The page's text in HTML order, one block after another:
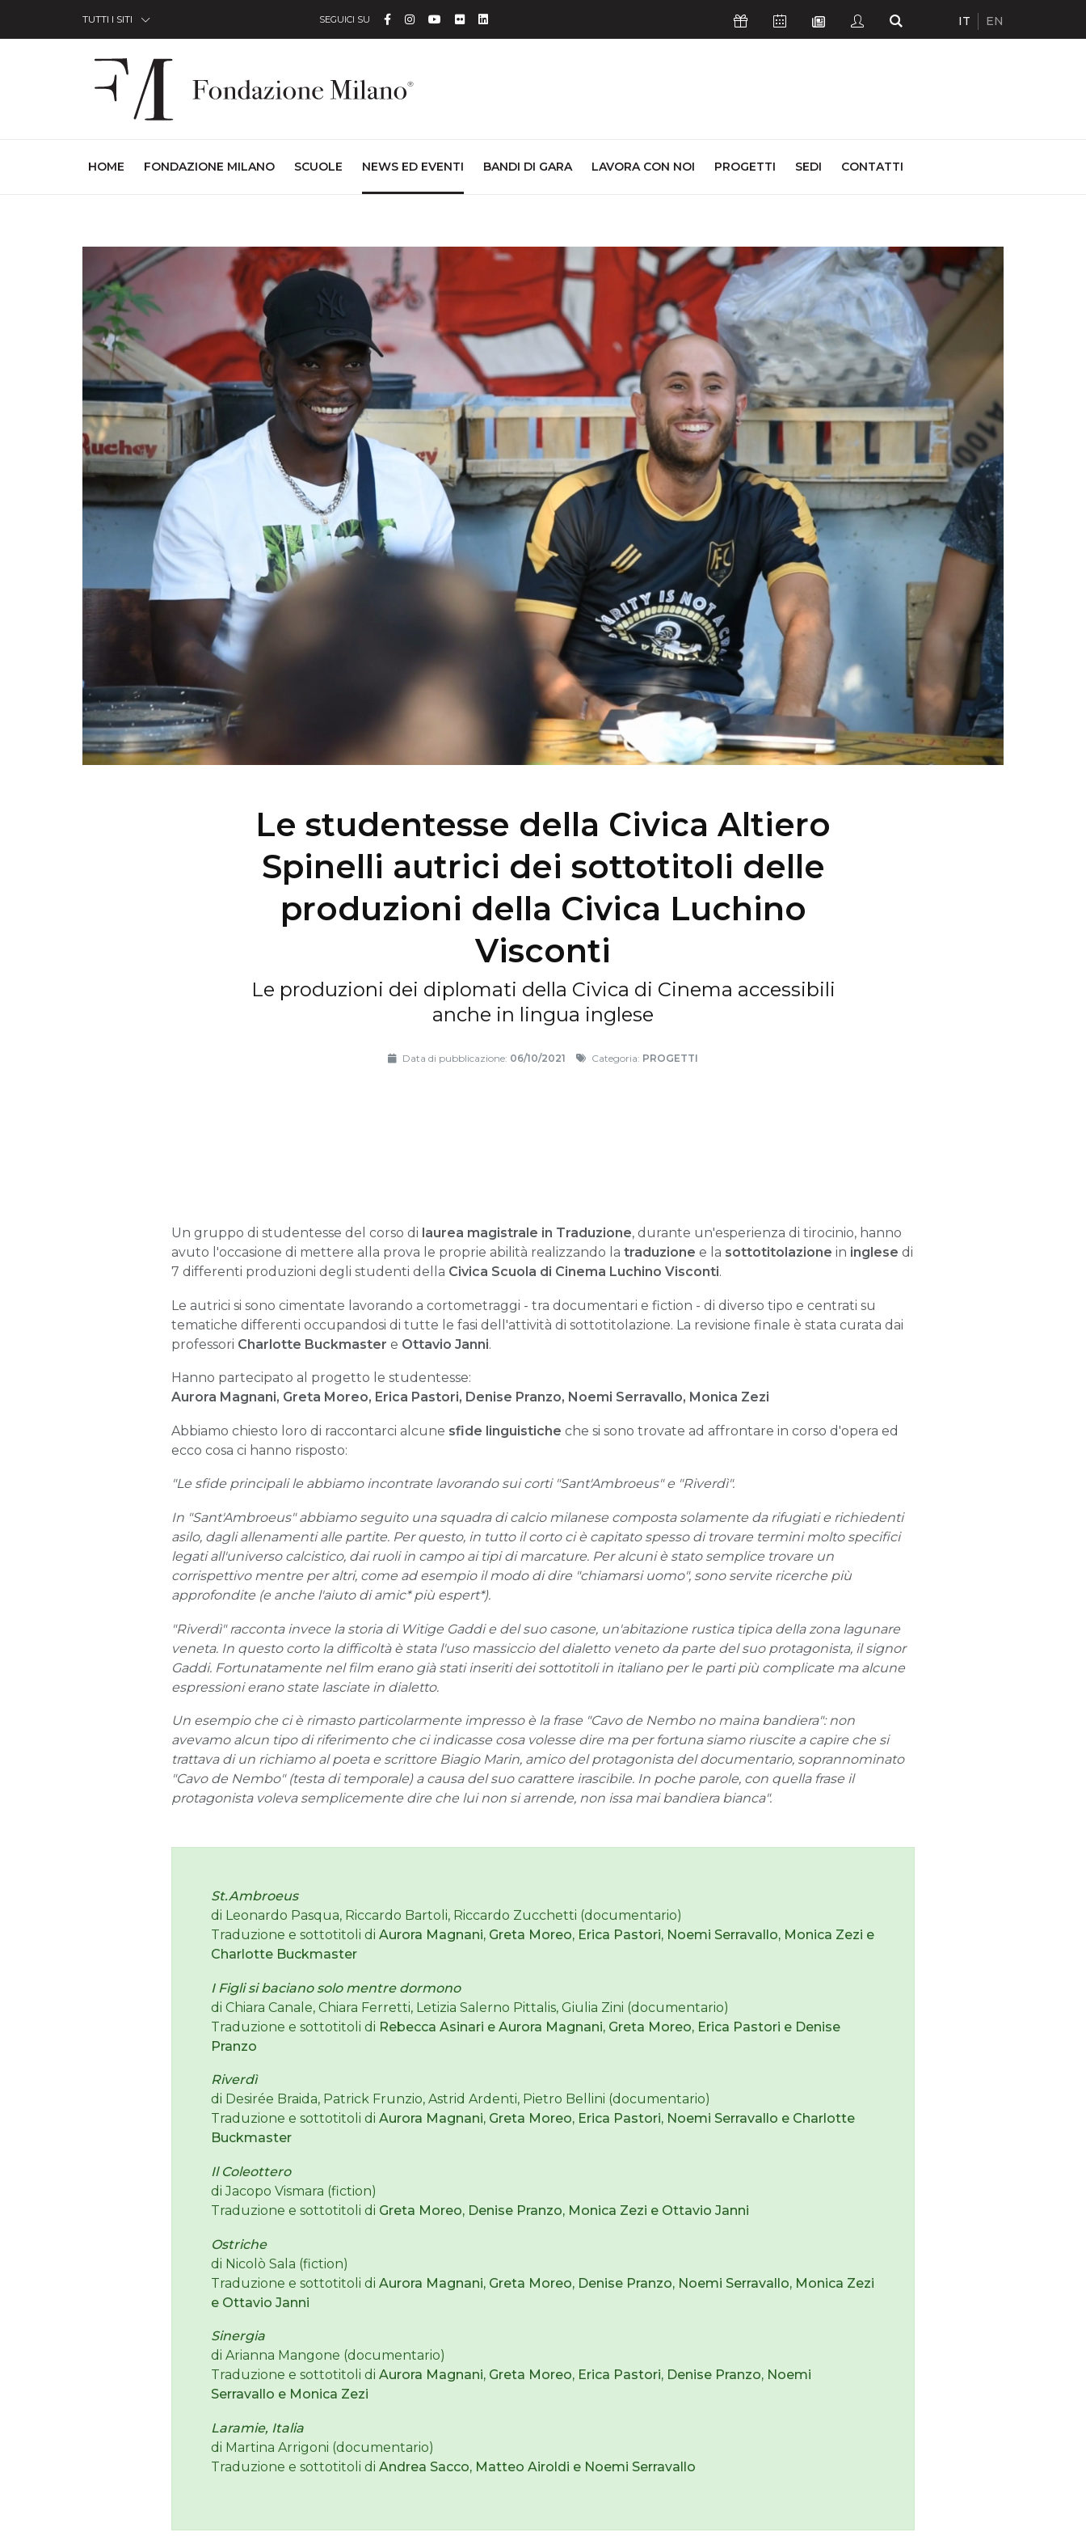
TUTTI I SITI SEGUICI SU Facebook
Instagram
YouTube
FlickrLinkedin Icona SostieniciIcona Calendario Eventi
Icona Newsletter
Icona StudentiIcona Cerca
IT EN
HOME (CURRENT)
FONDAZIONE MILANO SCUOLE NEWS ED EVENTI BANDI DI GARA LAVORA CON NOI PROGETTI SEDI CONTATTI
Le studentesse della Civica Altiero
Spinelli autrici dei sottotitoli delle
produzioni della Civica Luchino
Visconti
Le produzioni dei diplomati della Civica di Cinema accessibili
anche in lingua inglese
Data di pubblicazione: 06/10/2021 Categoria: PROGETTI
Un gruppo di studentesse del corso di laurea magistrale in Traduzione, durante un'esperienza di tirocinio, hanno
avuto l'occasione di mettere alla prova le proprie abilità realizzando la traduzione e la sottotitolazione in inglese di
7 differenti produzioni degli studenti della Civica Scuola di Cinema Luchino Visconti.
Le autrici si sono cimentate lavorando a cortometraggi - tra documentari e fiction - di diverso tipo e centrati su
tematiche differenti occupandosi di tutte le fasi dell'attività di sottotitolazione. La revisione finale è stata curata dai
professori Charlotte Buckmaster e Ottavio Janni.
Hanno partecipato al progetto le studentesse:
Aurora Magnani, Greta Moreo, Erica Pastori, Denise Pranzo, Noemi Serravallo, Monica Zezi
Abbiamo chiesto loro di raccontarci alcune sfide linguistiche che si sono trovate ad affrontare in corso d'opera ed
ecco cosa ci hanno risposto:
"Le sfide principali le abbiamo incontrate lavorando sui corti "Sant'Ambroeus" e "Riverdì".
In "Sant'Ambroeus" abbiamo seguito una squadra di calcio milanese composta solamente da rifugiati e richiedenti
asilo, dagli allenamenti alle partite. Per questo, in tutto il corto ci è capitato spesso di trovare termini molto specifici
legati all'universo calcistico, dai ruoli in campo ai tipi di marcature. Per alcuni è stato semplice trovare un
corrispettivo mentre per altri, come ad esempio il modo di dire "chiamarsi uomo", sono servite ricerche più
approfondite (e anche l'aiuto di amic* più espert*).
"Riverdì" racconta invece la storia di Witige Gaddi e del suo casone, un'abitazione rustica tipica della zona lagunare
veneta. In questo corto la difficoltà è stata l'uso massiccio del dialetto veneto da parte del suo protagonista, il signor
Gaddi. Fortunatamente nel film erano già stati inseriti dei sottotitoli in italiano per le parti più complicate ma alcune
espressioni erano state lasciate in dialetto.
Un esempio che ci è rimasto particolarmente impresso è la frase "Cavo de Nembo no maina bandiera": non
avevamo alcun tipo di riferimento che ci indicasse cosa volesse dire ma per fortuna siamo riuscite a capire che si
trattava di un richiamo al poeta e scrittore Biagio Marin, amico del protagonista del documentario, soprannominato
"Cavo de Nembo" (testa di temporale) a causa del suo carattere irascibile. In poche parole, con quella frase il
protagonista voleva semplicemente dire che lui non si arrende, non issa mai bandiera bianca".
St.Ambroeus
di Leonardo Pasqua, Riccardo Bartoli, Riccardo Zucchetti (documentario)
Traduzione e sottotitoli di Aurora Magnani, Greta Moreo, Erica Pastori, Noemi Serravallo, Monica Zezi e
Charlotte Buckmaster
I Figli si baciano solo mentre dormono
di Chiara Canale, Chiara Ferretti, Letizia Salerno Pittalis, Giulia Zini (documentario)
Traduzione e sottotitoli di Rebecca Asinari e Aurora Magnani, Greta Moreo, Erica Pastori e Denise
Pranzo
Riverdì
di Desirée Braida, Patrick Frunzio, Astrid Ardenti, Pietro Bellini (documentario)
Traduzione e sottotitoli di Aurora Magnani, Greta Moreo, Erica Pastori, Noemi Serravallo e Charlotte
Buckmaster
Il Coleottero
di Jacopo Vismara (fiction)
Traduzione e sottotitoli di Greta Moreo, Denise Pranzo, Monica Zezi e Ottavio Janni
Ostriche
di Nicolò Sala (fiction)
Traduzione e sottotitoli di Aurora Magnani, Greta Moreo, Denise Pranzo, Noemi Serravallo, Monica Zezi
e Ottavio Janni
Sinergia
di Arianna Mangone (documentario)
Traduzione e sottotitoli di Aurora Magnani, Greta Moreo, Erica Pastori, Denise Pranzo, Noemi
Serravallo e Monica Zezi
Laramie, Italia
di Martina Arrigoni (documentario)
Traduzione e sottotitoli di Andrea Sacco, Matteo Airoldi e Noemi Serravallo